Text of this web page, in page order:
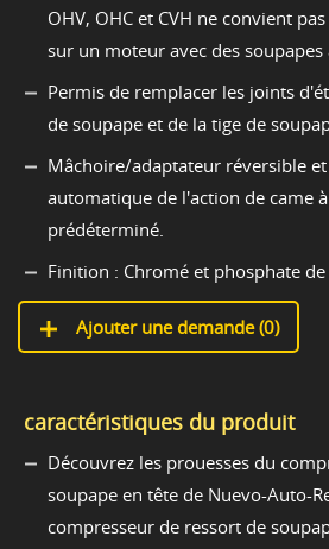
OHV, OHC et CVH ne convient
sur un moteur avec des
Permis de remplacer les joints
de soupape et de la tige de
Mâchoire/adaptateur réversible
automatique de l'action de came
prédéterminé.
Finition : Chromé et phosphate de
Ajouter une demande (0)
caractéristiques du produit
Découvrez les prouesses du
soupape en tête de Nuevo-Auto-
compresseur de ressort de